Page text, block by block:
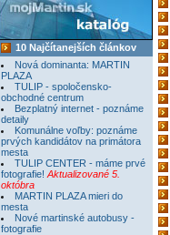
10 Najčítanejších článkov
Nová dominanta: MARTIN
PLAZA
TULIP - spoločensko-
obchodné centrum
Bezplatný internet - poznáme
detaily
Komunálne voľby: poznáme
prvých kandidátov na primátora
mesta
TULIP CENTER - máme prvé
fotografie! Aktualizované 5.
októbra
MARTIN PLAZA mieri do
mesta
Nové martinské autobusy -
fotografie